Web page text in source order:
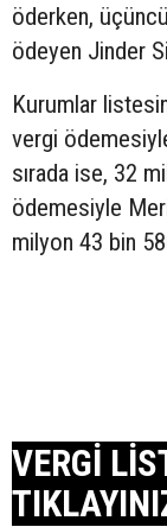
öderken,
ödeyen Jinder
Kurumlar
vergi
sırada ise, 32
ödemesiyle
milyon 43 bin
VERGİ